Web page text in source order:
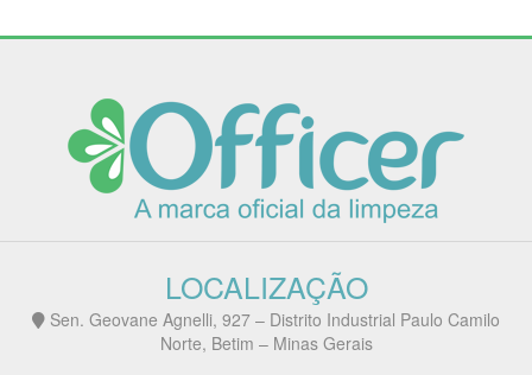
LOCALIZAÇÃO
Sen. Geovane Agnelli, 927 – Distrito Industrial Paulo Camilo
Norte, Betim – Minas Gerais